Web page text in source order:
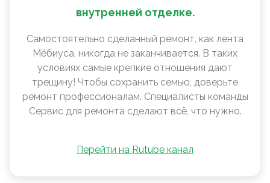
внутренней отделке.
Самостоятельно сделанный ремонт, как лента
Мëбиуса, никогда не заканчивается. В таких
условиях самые крепкие отношения дают
трещину! Чтобы сохранить семью, доверьте
ремонт профессионалам. Специалисты команды
Сервис для ремонта сделают всё, что нужно.
Перейти на Rutube канал